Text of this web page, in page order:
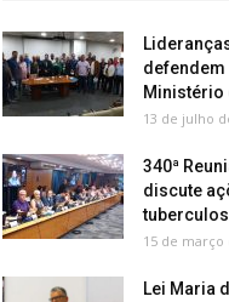
Ministério
13 de julho
340ª
discute
15 de março
Lei Maria